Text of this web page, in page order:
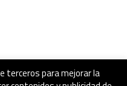
terceros para mejorar la